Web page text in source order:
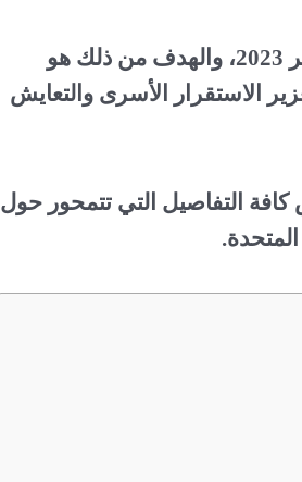
وسوف يتم تطبيقه أمام كافة المحاكم بالدولة ابتداءً من فبراير 2023، والهدف من ذلك هو
الاستقرار الأسرى والتعايش
التفاصيل التي تتمحور حول